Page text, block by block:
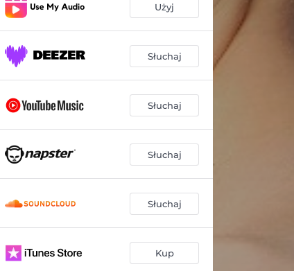
Użyj
Słuchaj
Słuchaj
Słuchaj
Słuchaj
Kup